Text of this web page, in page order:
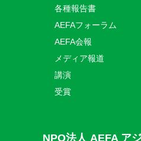
各種報告書
AEFAフォーラム
AEFA会報
メディア報道
講演
受賞
NPO法人 AEFA ア